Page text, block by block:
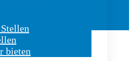
bieten